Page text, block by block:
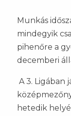
Munkás
mindegyik
pihenőre a
decemberi
A 3. Ligában
hetedik